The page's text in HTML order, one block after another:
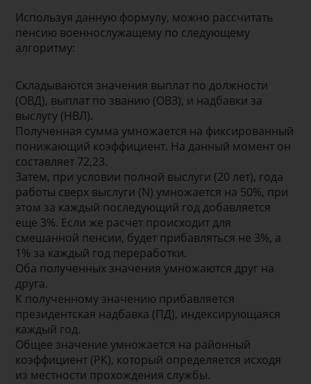
Используя данную формулу, можно рассчитать
пенсию военнослужащему по следующему
алгоритму:
Складываются значения выплат по должности
(ОВД), выплат по званию (ОВЗ), и надбавки за
выслугу (НВЛ).
Полученная сумма умножается на фиксированный
понижающий коэффициент. На данный момент он
составляет 72,23.
Затем, при условии полной выслуги (20 лет), года
работы сверх выслуги (N) умножается на 50%, при
этом за каждый последующий год добавляется
еще 3%. Если же расчет происходит для
смешанной пенсии, будет прибавляться не 3%, а
1% за каждый год переработки.
Оба полученных значения умножаются друг на
друга.
К полученному значению прибавляется
президентская надбавка (ПД), индексирующаяся
каждый год.
Общее значение умножается на районный
коэффициент (РК), который определяется исходя
из местности прохождения службы.